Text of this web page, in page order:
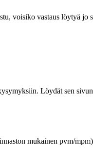
voisiko vastaus löytyä jo
Löydät sen
mukainen pvm/mpm)